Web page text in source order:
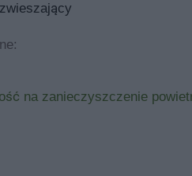
na zanieczyszczenie